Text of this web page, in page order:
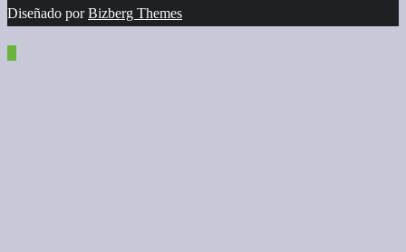
Diseñado porBizberg Themes